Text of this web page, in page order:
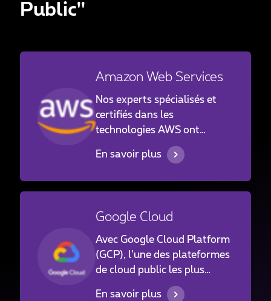
Public''
Amazon Web Services
Nos experts spécialisés et
certifiés dans les
technologies AWS ont
construit des solutions et
exploitent des services pour
allant des institutions
aux entreprises familiales au
Luxembourg et à l'étranger
En savoir plus
Google Cloud
Avec Google Cloud Platform
(GCP), l’une des plateformes
de cloud public les plus
innovantes, Google a
En savoir plus